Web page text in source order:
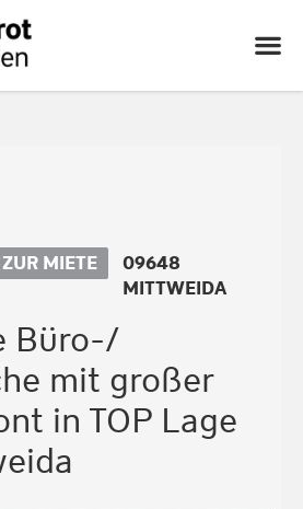
MIETE
09648
MITTWEIDA
Büro-/
mit großer
in TOP Lage